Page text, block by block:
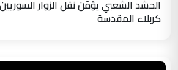
الحشد الشعبي يؤمّن نقل الزوار
كربلاء المقدسة